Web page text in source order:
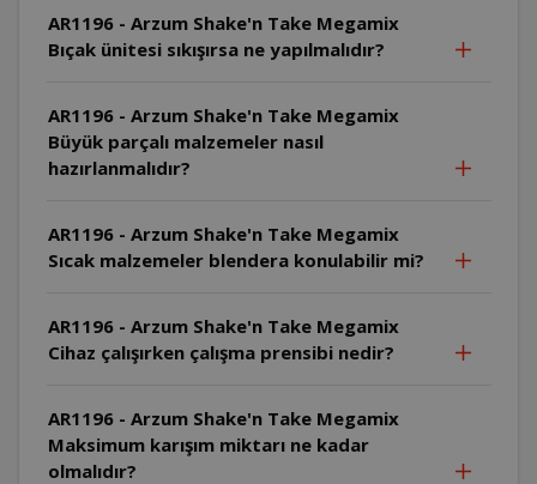
AR1196 - Arzum Shake'n Take Megamix
Bıçak ünitesi sıkışırsa ne yapılmalıdır?
AR1196 - Arzum Shake'n Take Megamix
Büyük parçalı malzemeler nasıl
hazırlanmalıdır?
AR1196 - Arzum Shake'n Take Megamix
Sıcak malzemeler blendera konulabilir mi?
AR1196 - Arzum Shake'n Take Megamix
Cihaz çalışırken çalışma prensibi nedir?
AR1196 - Arzum Shake'n Take Megamix
Maksimum karışım miktarı ne kadar
olmalıdır?